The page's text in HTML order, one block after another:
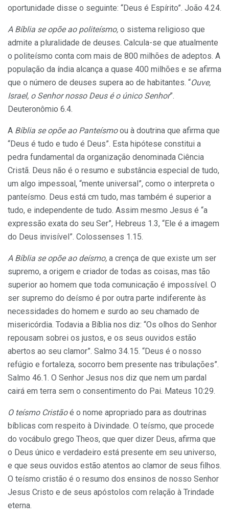
oportunidade disse o seguinte: “Deus é Espírito”. João 4.24.
A Bíblia se opõe ao politeísmo, o sistema reli­gioso que
admite a pluralidade de deuses. Calcula-se que atualmente
o politeísmo conta com mais de 800 milhões de adeptos. A
população da índia alcança a quase 400 milhões e se afirma
que o número de deuses supera ao de habitantes. “Ouve,
Israel, o Senhor nosso Deus é o único Senhor”.
Deuteronômio 6.4.
A Bíblia se opõe ao Panteísmoou à doutrina que afirma que
“Deus é tudo e tudo é Deus”. Esta hipó­tese constitui a
pedra fundamental da organização de­nominada Ciência
Cristã. Deus não é o resumo e subs­tância especial de tudo,
um algo impessoal, “mente universal”, como o interpreta o
panteísmo. Deus está cm tudo, mas também é superior a
tudo, e indepen­dente de tudo. Assim mesmo Jesus é “a
expressão exa­ta do seu Ser”, Hebreus 1.3, “Ele é a imagem
do Deus invisível”. Colossenses 1.15.
A Bíblia se opõe ao deísmo, a crença de que existe um ser
supremo, a origem e criador de todas as coisas, mas tão
superior ao homem que toda comunicação é impossível. O
ser supremo do deísmo é por outra parte indiferente às
necessidades do homem e surdo ao seu chamado de
misericórdia. Todavia a Bíblia nos diz: “Os olhos do Senhor
repousam sobrei os justos, e os seus ouvidos estão
abertos ao seu clamor”. Salmo 34.15. “Deus é o nosso
refúgio e fortaleza, socorro bem pre­sente nas tribulações”.
Salmo 46.1. O Senhor Jesus nos diz que nem um pardal
cairá em terra sem o con­sentimento do Pai. Mateus 10:29.
O teísmo Cristãoé o nome apropriado para as doutrinas
bíblicas com respeito à Divindade. O teísmo, que procede
do vocábulo grego Theos, que quer dizer Deus, afirma que
o Deus único e verdadeiro está pre­sente em seu universo,
e que seus ouvidos estão atentos ao clamor de seus filhos.
O teísmo cristão é o resumo dos ensinos de nosso Senhor
Jesus Cristo e de seus apóstolos com relação à Trindade
eterna.